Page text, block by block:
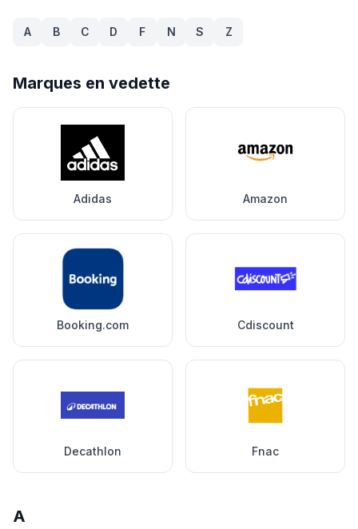
A B C D F N S Z
Marques en vedette
Adidas Amazon
Booking.com Cdiscount
Decathlon Fnac
A